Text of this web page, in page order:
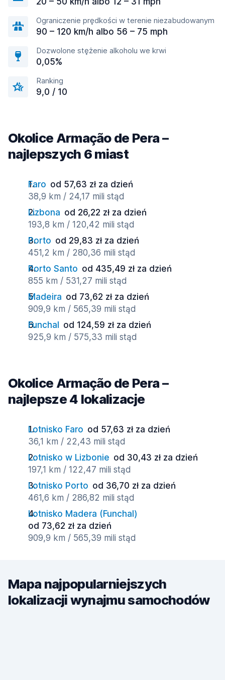
Ograniczenie prędkości w terenie niezabudowanym
90 – 120 km/h albo 56 – 75 mph
Dozwolone stężenie alkoholu we krwi
0,05%
Ranking
9,0 / 10
Okolice Armação de Pera –
najlepszych 6 miast
Faro od 57,63 zł za dzień
38,9 km / 24,17 mili stąd
Lizbona od 26,22 zł za dzień
193,8 km / 120,42 mili stąd
Porto od 29,83 zł za dzień
451,2 km / 280,36 mili stąd
Porto Santo od 435,49 zł za dzień
855 km / 531,27 mili stąd
Madeira od 73,62 zł za dzień
909,9 km / 565,39 mili stąd
Funchal
od 124,59 zł za dzień
925,9 km / 575,33 mili stąd
Okolice Armação de Pera –
najlepsze 4 lokalizacje
Lotnisko Faro od 57,63 zł za dzień
36,1 km / 22,43 mili stąd
Lotnisko w Lizbonie od 30,43 zł za dzień
197,1 km / 122,47 mili stąd
Lotnisko Porto od 36,70 zł za dzień
461,6 km / 286,82 mili stąd
Lotnisko Madera (Funchal)
od 73,62 zł za dzień
909,9 km / 565,39 mili stąd
Mapa najpopularniejszych
lokalizacji wynajmu samochodów